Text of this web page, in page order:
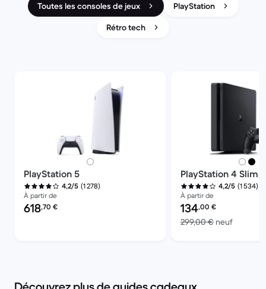
Toutes les consoles de jeux
PlayStation
Rétro tech
PlayStation 5
4,2/5 (1 278)
À partir de
Prix reconditionné :
618,70 €
PlayStation 4 Slim
4,2/5 (1 534)
À partir de
Prix reconditionné :
134,00 €
299,00 € neufcontre